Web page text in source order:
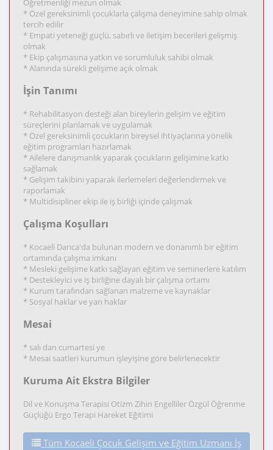
Öğretmenliği mezun olmak
* Özel gereksinimli çocuklarla çalışma deneyimine sahip olmak
tercih edilir
* Empati yeteneği güçlü, sabırlı ve iletişim becerileri gelişmiş
olmak
* Ekip çalışmasına yatkın ve sorumluluk sahibi olmak
* Alanında sürekli gelişime açık olmak
İşin Tanımı
* Rehabilitasyon desteği alan bireylerin gelişim ve eğitim
süreçlerini planlamak ve uygulamak
* Özel gereksinimli çocukların bireysel ihtiyaçlarına yönelik
eğitim programları hazırlamak
* Ailelere danışmanlık yaparak çocukların gelişimine katkı
sağlamak
* Gelişim takibini yaparak ilerlemeleri değerlendirmek ve
raporlamak
* Multidisipliner ekip ile iş birliği içinde çalışmak
Çalışma Koşulları
* Kocaeli Darıca'da bulunan modern ve donanımlı bir eğitim
ortamında çalışma imkanı
* Mesleki gelişime katkı sağlayan eğitim ve seminerlere katılım
* Destekleyici ve iş birliğine dayalı bir çalışma ortamı
* Kurum tarafından sağlanan malzeme ve kaynaklar
* Sosyal haklar ve yan haklar
Mesai
* salı dan cumartesi ye
* Mesai saatleri kurumun işleyişine göre belirlenecektir
Kuruma Ait Ekstra Bilgiler
Dil ve Konuşma Terapisi Otizm Zihin Engelliler Özgül Öğrenme
Güçlüğü Ergo Terapi Hareket Eğitimi
Tüm Kocaeli Çocuk Gelişim ve Eğitim Uzmanı İş